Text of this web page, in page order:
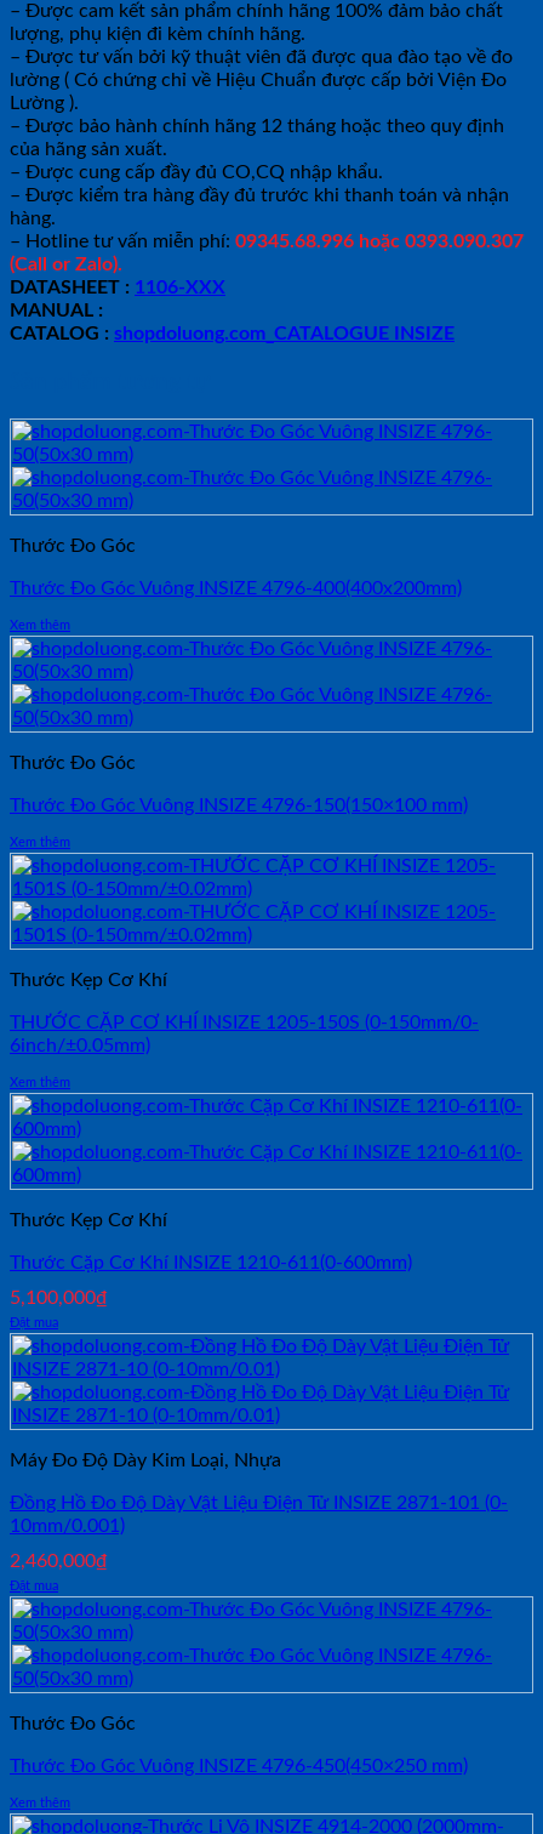
– Được cam kết sản phẩm chính hãng 100% đảm bảo chất
lượng, phụ kiện đi kèm chính hãng.
– Được tư vấn bởi kỹ thuật viên đã được qua đào tạo về đo
lường ( Có chứng chỉ về Hiệu Chuẩn được cấp bởi Viện Đo
Lường ).
– Được bảo hành chính hãng 12 tháng hoặc theo quy định
của hãng sản xuất.
– Được cung cấp đầy đủ CO,CQ nhập khẩu.
– Được kiểm tra hàng đầy đủ trước khi thanh toán và nhận
hàng.
– Hotline tư vấn miễn phí: 09345.68.996 hoặc 0393.090.307
(Call or Zalo).
DATASHEET : 1106-XXX
MANUAL :
CATALOG : shopdoluong.com_CATALOGUE INSIZE
Thước Đo Góc
Thước Đo Góc Vuông INSIZE 4796-400(400x200mm)
Xem thêm
Thước Đo Góc
Thước Đo Góc Vuông INSIZE 4796-150(150×100 mm)
Xem thêm
Thước Kẹp Cơ Khí
THƯỚC CẶP CƠ KHÍ INSIZE 1205-150S (0-150mm/0-
6inch/±0.05mm)
Xem thêm
Thước Kẹp Cơ Khí
Thước Cặp Cơ Khí INSIZE 1210-611(0-600mm)
5,100,000₫
Đặt mua
Máy Đo Độ Dày Kim Loại, Nhựa
Đồng Hồ Đo Độ Dày Vật Liệu Điện Tử INSIZE 2871-101 (0-
10mm/0.001)
2,460,000₫
Đặt mua
Thước Đo Góc
Thước Đo Góc Vuông INSIZE 4796-450(450×250 mm)
Xem thêm